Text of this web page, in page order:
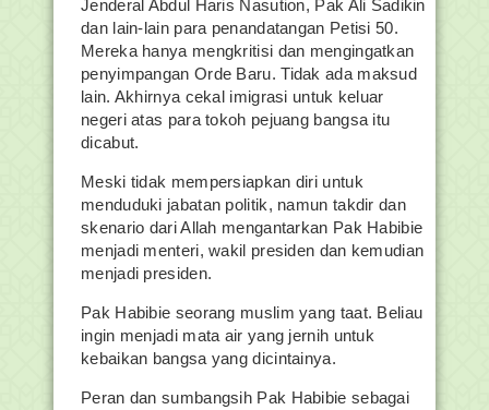
Jenderal Abdul Haris Nasution, Pak Ali Sadikin
dan lain-lain para penandatangan Petisi 50.
Mereka hanya mengkritisi dan mengingatkan
penyimpangan Orde Baru. Tidak ada maksud
lain. Akhirnya cekal imigrasi untuk keluar
negeri atas para tokoh pejuang bangsa itu
dicabut.
Meski tidak mempersiapkan diri untuk
menduduki jabatan politik, namun takdir dan
skenario dari Allah mengantarkan Pak Habibie
menjadi menteri, wakil presiden dan kemudian
menjadi presiden.
Pak Habibie seorang muslim yang taat. Beliau
ingin menjadi mata air yang jernih untuk
kebaikan bangsa yang dicintainya.
Peran dan sumbangsih Pak Habibie sebagai